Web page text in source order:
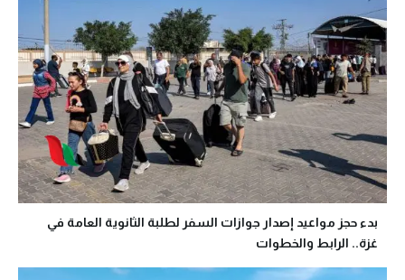
بدء حجز مواعيد إصدار جوازات السفر لطلبة الثانوية العامة في
غزة.. الرابط والخطوات